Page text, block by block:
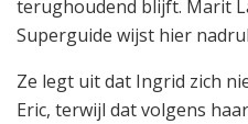
terughoudend blijft. Marit
Superguide wijst hier
Ze legt uit dat Ingrid zich
Eric, terwijl dat volgens